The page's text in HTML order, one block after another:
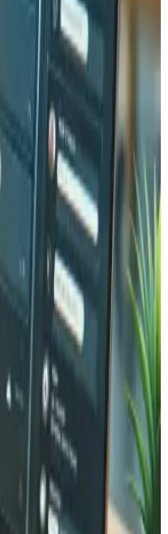
de plusieurs
pour convertir les
a été construite selon
données
images à chargement
visuelle a garanti que
et les éléments
cohérent. Nous
responsives avec
des appels à
Mises à jour
assure la
SwissCoding. Cela
la surveillance
de compatibilité des
lors du lancement de
établi un calendrier de
temps d'arrêt tout en
versions de